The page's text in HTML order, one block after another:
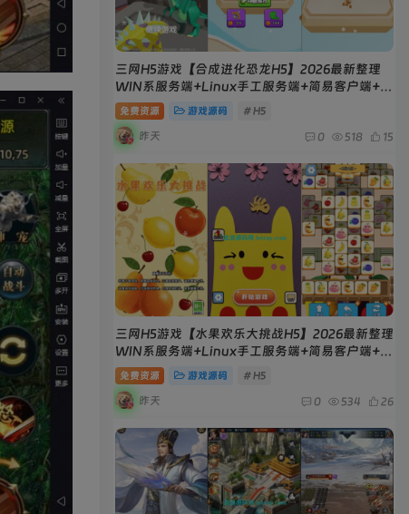
三网H5游戏【合成进化恐龙H5】2026最新整理
WIN系服务端+Linux手工服务端+简易客户端+教
程
免费资源 游戏源码 # H5
昨天 0 518 15
三网H5游戏【水果欢乐大挑战H5】2026最新整理
WIN系服务端+Linux手工服务端+简易客户端+教
程
免费资源 游戏源码 # H5
昨天 0 534 26